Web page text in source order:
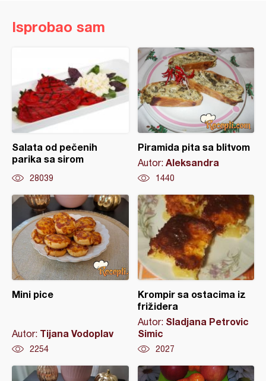
Isprobao sam
Salata od pečenih
parika sa sirom
28039
Piramida pita sa blitvom
Autor: Aleksandra
1440
Mini pice
Autor: Tijana Vodoplav
2254
Krompir sa ostacima iz
frižidera
Autor: Sladjana Petrovic
Simic
2027